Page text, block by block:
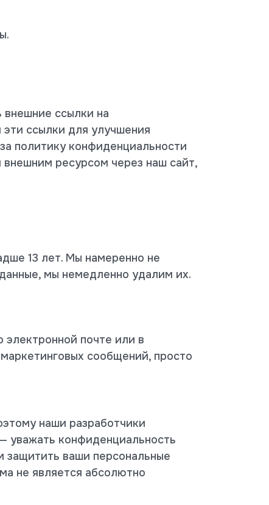
внешние ссылки на
ссылки для улучшения
политику конфиденциальности
ресурсом через наш сайт,
13 лет. Мы намеренно не
мы немедленно удалим их.
почте или в
сообщений, просто
наши разработчики
уважать конфиденциальность
защитить ваши персональные
не является абсолютно